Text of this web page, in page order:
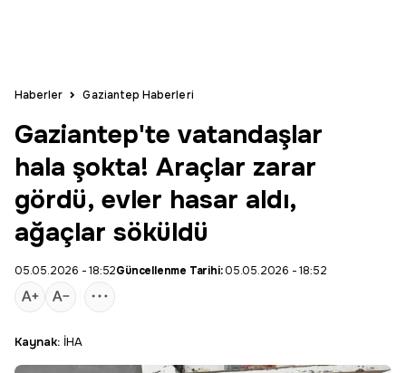
Haberler Gaziantep Haberleri
Gaziantep'te vatandaşlar
hala şokta! Araçlar zarar
gördü, evler hasar aldı,
ağaçlar söküldü
05.05.2026 - 18:52Güncellenme Tarihi:05.05.2026 - 18:52
Kaynak: İHA